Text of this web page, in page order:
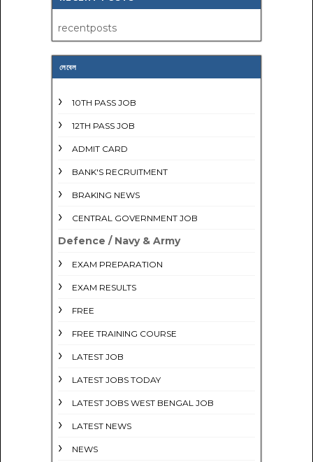
recentposts
লেবেল
10TH PASS JOB
12TH PASS JOB
ADMIT CARD
BANK'S RECRUITMENT
BRAKING NEWS
CENTRAL GOVERNMENT JOB
Defence / Navy & Army
EXAM PREPARATION
EXAM RESULTS
FREE
FREE TRAINING COURSE
LATEST JOB
LATEST JOBS TODAY
LATEST JOBS WEST BENGAL JOB
LATEST NEWS
NEWS